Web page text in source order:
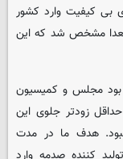
بی کیفیت وارد کشور
بعدا مشخص شد که این
بود مجلس و کمیسیون
زودتر جلوی این
هدف ما در مدت